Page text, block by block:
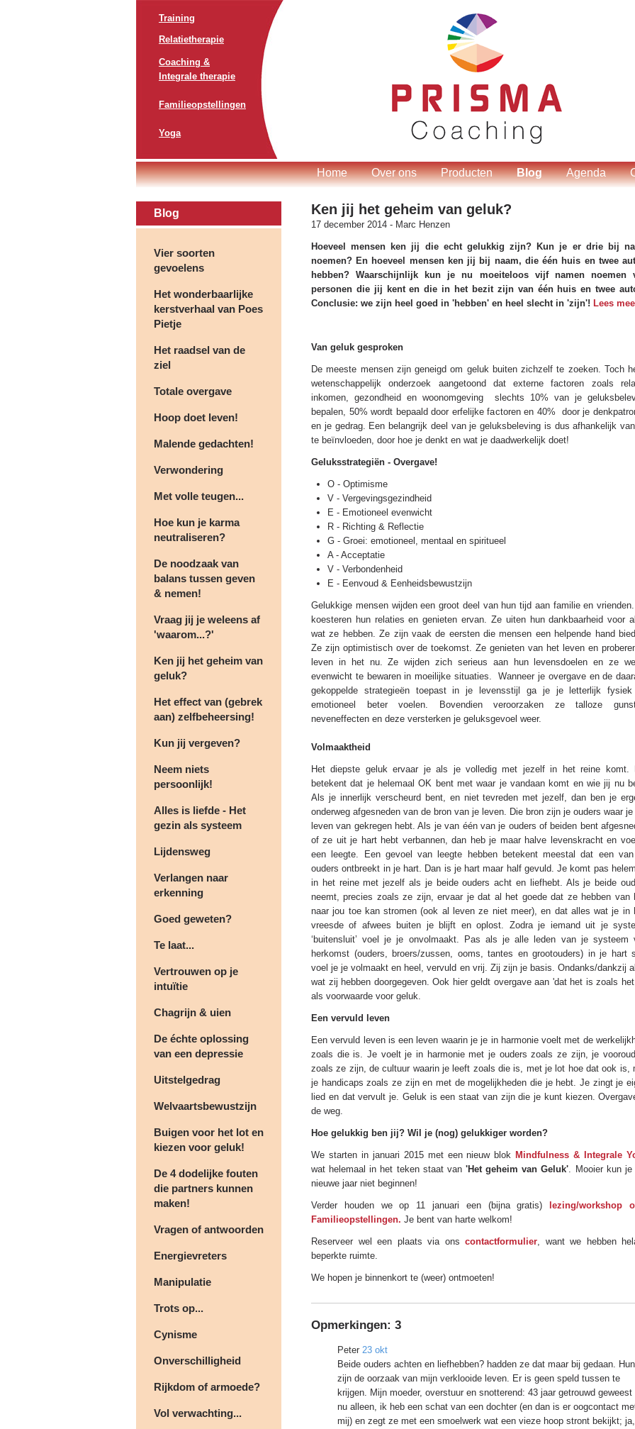
Training
Relatietherapie
Coaching &
Integrale therapie
Familieopstellingen
Yoga
Home Over ons Producten Blog Agenda
Blog
Vier soorten
gevoelens
Het wonderbaarlijke
kerstverhaal van Poes
Pietje
Het raadsel van de
ziel
Totale overgave
Hoop doet leven!
Malende gedachten!
Verwondering
Met volle teugen...
Hoe kun je karma
neutraliseren?
De noodzaak van
balans tussen geven
& nemen!
Vraag jij je weleens af
'waarom...?'
Ken jij het geheim van
geluk?
Het effect van (gebrek
aan) zelfbeheersing!
Kun jij vergeven?
Neem niets
persoonlijk!
Alles is liefde - Het
gezin als systeem
Lijdensweg
Verlangen naar
erkenning
Goed geweten?
Te laat...
Vertrouwen op je
intuïtie
Chagrijn & uien
De échte oplossing
van een depressie
Uitstelgedrag
Welvaartsbewustzijn
Buigen voor het lot en
kiezen voor geluk!
De 4 dodelijke fouten
die partners kunnen
maken!
Vragen of antwoorden
Energievreters
Manipulatie
Trots op...
Cynisme
Onverschilligheid
Rijkdom of armoede?
Vol verwachting...
Ken jij het geheim van geluk?
17 december 2014 - Marc Henzen
Hoeveel mensen ken jij die echt gelukkig zijn? Kun je er drie bij
noemen? En hoeveel mensen ken jij bij naam, die één huis en twee
hebben? Waarschijnlijk kun je nu moeiteloos vijf namen noemen
personen die jij kent en die in het bezit zijn van één huis en twee
Conclusie: we zijn heel goed in 'hebben' en heel slecht in 'zijn'! Lees
Van geluk gesproken
De meeste mensen zijn geneigd om geluk buiten zichzelf te zoeken. Toch
wetenschappelijk onderzoek aangetoond dat externe factoren zoals
inkomen, gezondheid en woonomgeving slechts 10% van je
bepalen, 50% wordt bepaald door erfelijke factoren en 40% door je
en je gedrag. Een belangrijk deel van je geluksbeleving is dus afhankelijk
te beïnvloeden, door hoe je denkt en wat je daadwerkelijk doet!
Geluksstrategiën - Overgave!
O - Optimisme
V - Vergevingsgezindheid
E - Emotioneel evenwicht
R - Richting & Reflectie
G - Groei: emotioneel, mentaal en spiritueel
A - Acceptatie
V - Verbondenheid
E - Eenvoud & Eenheidsbewustzijn
Gelukkige mensen wijden een groot deel van hun tijd aan familie en
koesteren hun relaties en genieten ervan. Ze uiten hun dankbaarheid voor
wat ze hebben. Ze zijn vaak de eersten die mensen een helpende hand
Ze zijn optimistisch over de toekomst. Ze genieten van het leven en
leven in het nu. Ze wijden zich serieus aan hun levensdoelen en ze
evenwicht te bewaren in moeilijke situaties. Wanneer je overgave en de
gekoppelde strategieën toepast in je levensstijl ga je je letterlijk
emotioneel beter voelen. Bovendien veroorzaken ze talloze
neveneffecten en deze versterken je geluksgevoel weer.
Volmaaktheid
Het diepste geluk ervaar je als je volledig met jezelf in het reine komt.
betekent dat je helemaal OK bent met waar je vandaan komt en wie jij nu
Als je innerlijk verscheurd bent, en niet tevreden met jezelf, dan ben je
onderweg afgesneden van de bron van je leven. Die bron zijn je ouders waar je
leven van gekregen hebt. Als je van één van je ouders of beiden bent
of ze uit je hart hebt verbannen, dan heb je maar halve levenskracht en
een leegte. Een gevoel van leegte hebben betekent meestal dat een
ouders ontbreekt in je hart. Dan is je hart maar half gevuld. Je komt pas
in het reine met jezelf als je beide ouders acht en liefhebt. Als je beide
neemt, precies zoals ze zijn, ervaar je dat al het goede dat ze hebben van
naar jou toe kan stromen (ook al leven ze niet meer), en dat alles wat je in
vreesde of afwees buiten je blijft en oplost. Zodra je iemand uit je
‘buitensluit’ voel je je onvolmaakt. Pas als je alle leden van je systeem
herkomst (ouders, broers/zussen, ooms, tantes en grootouders) in je hart
voel je je volmaakt en heel, vervuld en vrij. Zij zijn je basis. Ondanks/dankzij
wat zij hebben doorgegeven. Ook hier geldt overgave aan 'dat het is zoals
als voorwaarde voor geluk.
Een vervuld leven
Een vervuld leven is een leven waarin je je in harmonie voelt met de
zoals die is. Je voelt je in harmonie met je ouders zoals ze zijn, je
zoals ze zijn, de cultuur waarin je leeft zoals die is, met je lot hoe dat ook is,
je handicaps zoals ze zijn en met de mogelijkheden die je hebt. Je zingt je
lied en dat vervult je. Geluk is een staat van zijn die je kunt kiezen.
de weg.
Hoe gelukkig ben jij? Wil je (nog) gelukkiger worden?
We starten in januari 2015 met een nieuw blok Mindfulness & Integrale
wat helemaal in het teken staat van 'Het geheim van Geluk'. Mooier kun je
nieuwe jaar niet beginnen!
Verder houden we op 11 januari een (bijna gratis)
lezing/workshop
Familieopstellingen. Je bent van harte welkom!
Reserveer wel een plaats via ons contactformulier, want we hebben
beperkte ruimte.
We hopen je binnenkort te (weer) ontmoeten!
Opmerkingen: 3
Peter 23 okt
Beide ouders achten en liefhebben? hadden ze dat maar bij gedaan. Hun
zijn de oorzaak van mijn verklooide leven. Er is geen speld tussen te
krijgen. Mijn moeder, overstuur en snotterend: 43 jaar getrouwd geweest
nu alleen, ik heb een schat van een dochter (en dan is er oogcontact
mij) en zegt ze met een smoelwerk wat een vieze hoop stront bekijkt;